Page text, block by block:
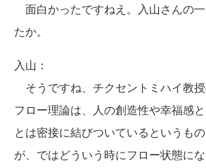
面白かったですねえ。入山さんの
たか。
入山：
そうですね、チクセントミハイ教
フロー理論は、人の創造性や幸福感と
とは密接に結びついているというも
が、ではどういう時にフロー状態にな